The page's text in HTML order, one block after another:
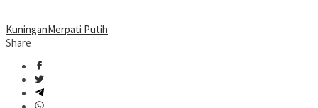
KuninganMerpati Putih
Share